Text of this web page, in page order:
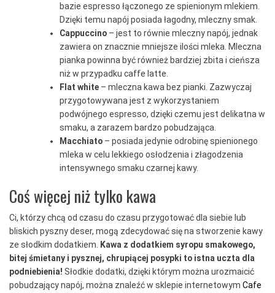
bazie espresso łączonego ze spienionym mlekiem.
Dzięki temu napój posiada łagodny, mleczny smak.
Cappuccino – jest to równie mleczny napój, jednak
zawiera on znacznie mniejsze ilości mleka. Mleczna
pianka powinna być również bardziej zbita i cieńsza
niż w przypadku caffe latte.
Flat white – mleczna kawa bez pianki. Zazwyczaj
przygotowywana jest z wykorzystaniem
podwójnego espresso, dzięki czemu jest delikatna w
smaku, a zarazem bardzo pobudzająca.
Macchiato – posiada jedynie odrobinę spienionego
mleka w celu lekkiego osłodzenia i złagodzenia
intensywnego smaku czarnej kawy.
Coś więcej niż tylko kawa
Ci, którzy chcą od czasu do czasu przygotować dla siebie lub
bliskich pyszny deser, mogą zdecydować się na stworzenie kawy
ze słodkim dodatkiem. Kawa z dodatkiem syropu smakowego,
bitej śmietany i pysznej, chrupiącej posypki to istna uczta dla
podniebienia! Słodkie dodatki, dzięki którym można urozmaicić
pobudzający napój, można znaleźć w sklepie internetowym Cafe